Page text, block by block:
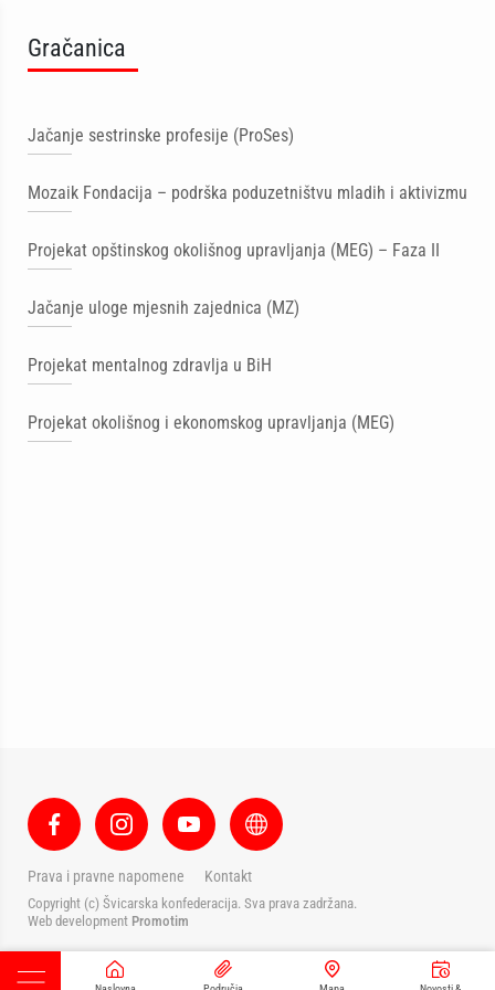
Gračanica
Jačanje sestrinske profesije (ProSes)
Mozaik Fondacija – podrška poduzetništvu mladih i aktivizmu
Projekat opštinskog okolišnog upravljanja (MEG) – Faza II
Jačanje uloge mjesnih zajednica (MZ)
Projekat mentalnog zdravlja u BiH
Projekat okolišnog i ekonomskog upravljanja (MEG)
Prava i pravne napomene Kontakt
Copyright (c) Švicarska konfederacija. Sva prava zadržana.
Web development Promotim